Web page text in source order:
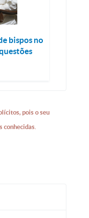
bispos no
pois o seu
conhecidas.